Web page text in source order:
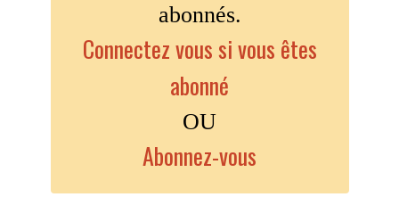
abonnés.
Connectez vous si vous êtes
abonné
OU
Abonnez-vous